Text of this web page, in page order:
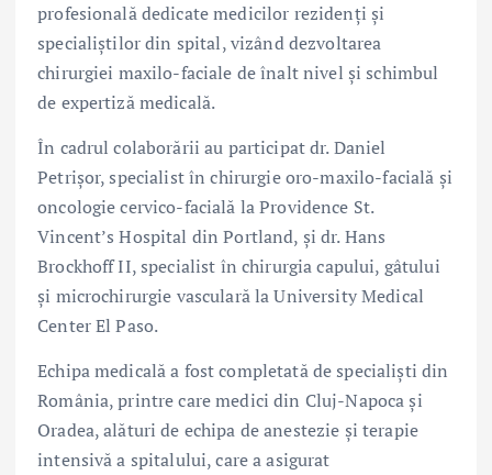
profesională dedicate medicilor rezidenți și
specialiștilor din spital, vizând dezvoltarea
chirurgiei maxilo-faciale de înalt nivel și schimbul
de expertiză medicală.
În cadrul colaborării au participat dr. Daniel
Petrișor, specialist în chirurgie oro-maxilo-facială și
oncologie cervico-facială la Providence St.
Vincent’s Hospital din Portland, și dr. Hans
Brockhoff II, specialist în chirurgia capului, gâtului
și microchirurgie vasculară la University Medical
Center El Paso.
Echipa medicală a fost completată de specialiști din
România, printre care medici din Cluj-Napoca și
Oradea, alături de echipa de anestezie și terapie
intensivă a spitalului, care a asigurat